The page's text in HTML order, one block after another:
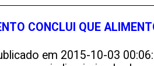
CONCLUI QUE
em 2015-10-03